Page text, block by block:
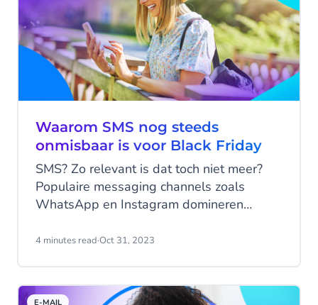
Waarom SMS nog steeds
onmisbaar is voor Black Friday
SMS? Zo relevant is dat toch niet meer?
Populaire messaging channels zoals
WhatsApp en Instagram domineren
waar als het om Black Friday draait!
advertenties op sociale media, prikt het
4 minutes read·Oct 31, 2023
E-MAIL